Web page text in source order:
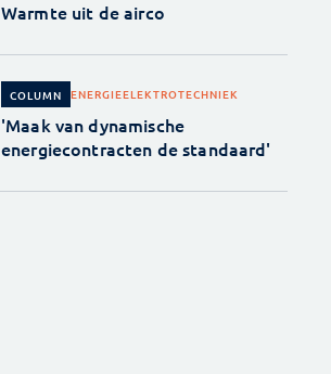
Warmte uit de airco
COLUMN ENERGIEELEKTROTECHNIEK
'Maak van dynamische
energiecontracten de standaard'